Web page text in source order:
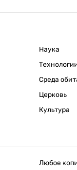
Наука
Среда
Церковь
Культура
Любое